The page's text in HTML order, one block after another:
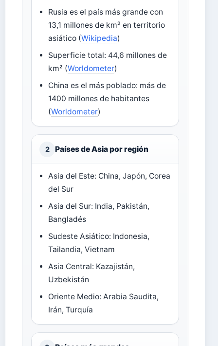
Rusia es el país más grande con
13,1 millones de km² en territorio
asiático (Wikipedia)
Superficie total: 44,6 millones de
km² (Worldometer)
China es el más poblado: más de
1400 millones de habitantes
(Worldometer)
2 Países de Asia por región
Asia del Este: China, Japón, Corea
del Sur
Asia del Sur: India, Pakistán,
Bangladés
Sudeste Asiático: Indonesia,
Tailandia, Vietnam
Asia Central: Kazajistán,
Uzbekistán
Oriente Medio: Arabia Saudita,
Irán, Turquía